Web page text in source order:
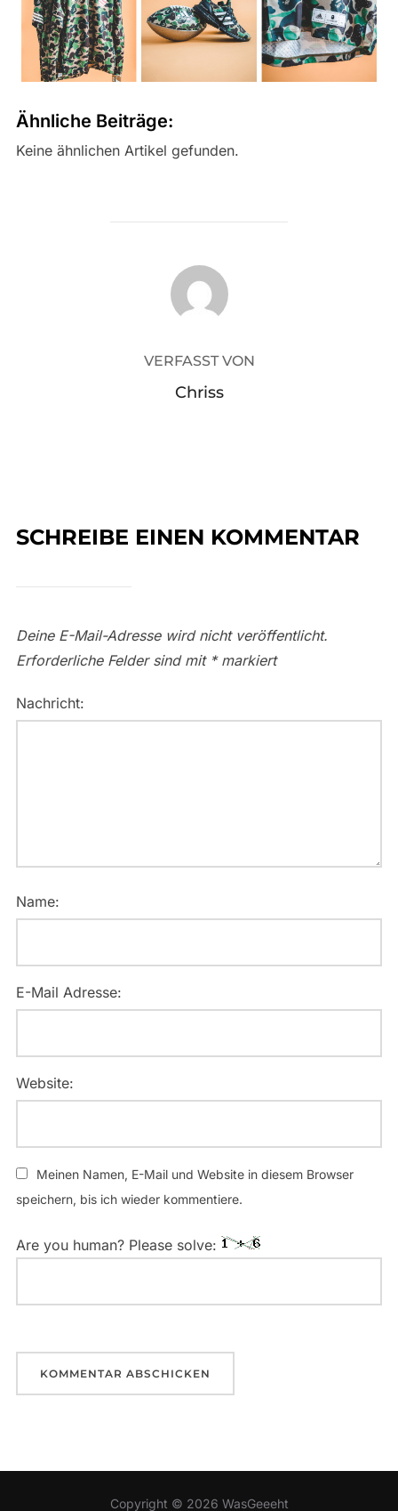
Ähnliche Beiträge:
Keine ähnlichen Artikel gefunden.
BEITRAGSAUTOR
VERFASST VON
Chriss
SCHREIBE EINEN KOMMENTAR
Deine E-Mail-Adresse wird nicht veröffentlicht.
Erforderliche Felder sind mit *markiert
Nachricht:
Name:
E-Mail Adresse:
Website:
Meinen Namen, E-Mail und Website in diesem Browser
speichern, bis ich wieder kommentiere.
Are you human? Please solve:
Copyright © 2026 WasGeeeht